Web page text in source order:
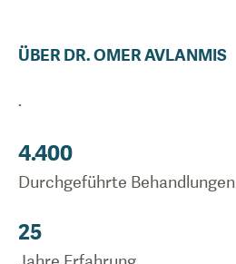
ÜBER DR.OMERAVLANMIS
.
4.400
Durchgeführte Behandlungen
25